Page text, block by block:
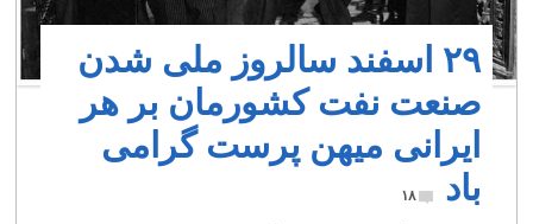
۲۹ اسفند سالروز ملی شدن
صنعت نفت کشورمان بر هر
ایرانی میهن پرست گرامی
باد
۱۸